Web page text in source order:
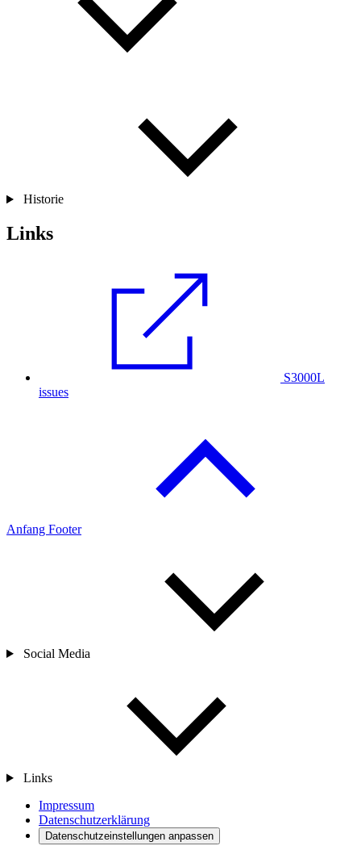
Historie
Links
S3000L
issues
Anfang Footer
Social Media
Links
Impressum
Datenschutzerklärung
Datenschutzeinstellungen anpassen